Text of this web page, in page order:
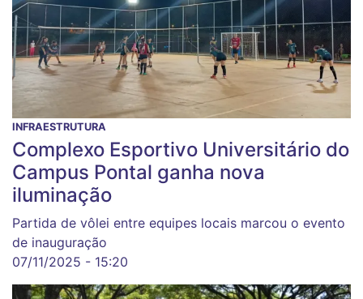
INFRAESTRUTURA
Complexo Esportivo Universitário do
Campus Pontal ganha nova
iluminação
Partida de vôlei entre equipes locais marcou o evento
de inauguração
07/11/2025 - 15:20